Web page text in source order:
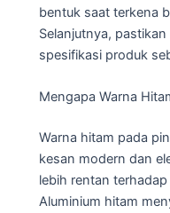
bentuk saat terkena
Selanjutnya,
spesifikasi produk
Mengapa Warna
Warna hitam pada
kesan modern dan
lebih rentan
Aluminium hitam